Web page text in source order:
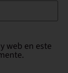
web en este